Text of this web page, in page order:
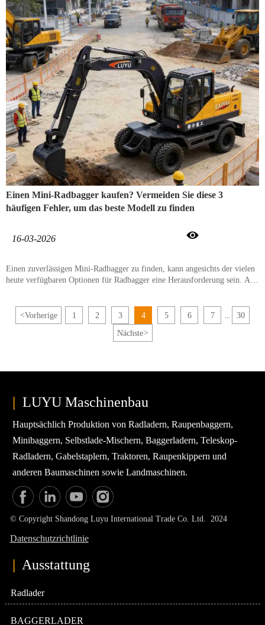
anspruchsvollsten Lasten der Branche zu bewältigen. Durch die
Kombination der schnell reagierenden Mobilität eines Radbaggers mit
professioneller Greifkraft beseitigt diese Maschine den Kompromiss
zwischen Wendigkeit und schwerer Forstleistung.
Einen Mini-Radbagger kaufen? Vermeiden Sie diese 3
häufigen Fehler, um das beste Modell zu finden
16-03-2026 
Einen zuverlässigen Mini-Radbagger zu finden, kann angesichts der vielen
heute verfügbaren Optionen für Radbagger eine Herausforderung sein. Als
<Vorherige 1 2 3 4 5 6 7
30
Nächste>
| LUYU Maschinenbau
Hauptsächlich Produktion von Radladern, Raupenbaggern,
Minibaggern, Selbstlade-Mischern, Baggerladern, Teleskop-
Radladern, Gabelstaplern, Traktoren, Raupenkippern und
anderen Baumaschinen sowie Landmaschinen.
© Copyright Shandong Luyu International Trade Co. Ltd. 2024
Datenschutzrichtlinie
Ausstattung
Radlader
BAGGERLADER